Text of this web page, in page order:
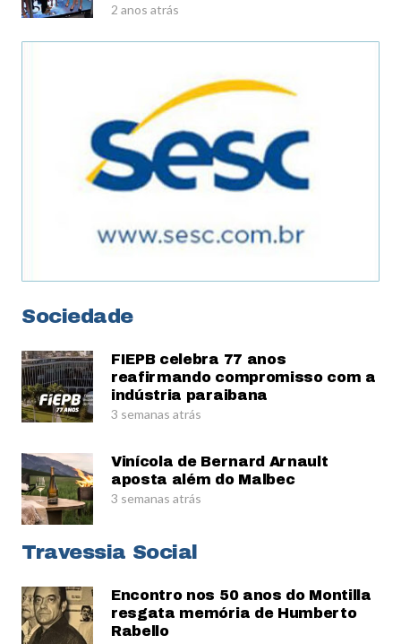
2 anos atrás
Sociedade
FIEPB celebra 77 anos
reafirmando compromisso com a
indústria paraibana
3 semanas atrás
Vinícola de Bernard Arnault
aposta além do Malbec
3 semanas atrás
Travessia Social
Encontro nos 50 anos do Montilla
resgata memória de Humberto
Rabello